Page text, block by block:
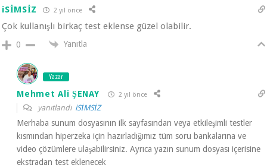
iSİMSİZ 2 yıl önce
Çok kullanışlı birkaç test eklense güzel olabilir.
0 Yanıtla
Yazar
Mehmet Ali ŞENAY 2 yıl önce
yanıtlandı iSİMSİZ
Merhaba sunum dosyasının ilk sayfasından veya etkileşimli testler
kısmından hiperzeka için hazırladığımız tüm soru bankalarına ve
video çözümlere ulaşabilirsiniz. Ayrıca yazın sunum dosyası içerisine
ekstradan test eklenecek